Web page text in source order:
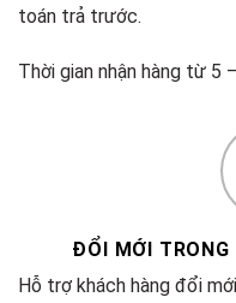
toán trả trước.
Thời gian nhận hàng từ 5
ĐỔI MỚI TRONG
Hỗ trợ khách hàng đổi